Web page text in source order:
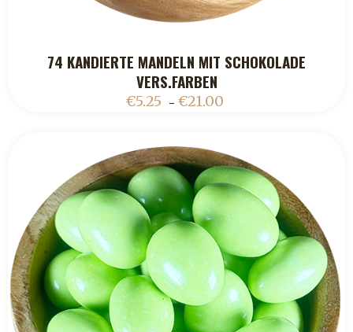
ADD TO CART
74 KANDIERTE MANDELN MIT SCHOKOLADE
VERS.FARBEN
€5.25 – €21.00